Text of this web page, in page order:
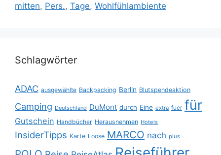
mitten, Pers., Tage, Wohlfühlambiente
Schlagwörter
ADAC ausgewählte Backpacking Berlin Blutspendeaktion
Camping Deutschland DuMont durch Eine extra fuer für
Gutschein Handbücher Herausnehmen Hotels
InsiderTipps Karte Loose MARCO nach plus